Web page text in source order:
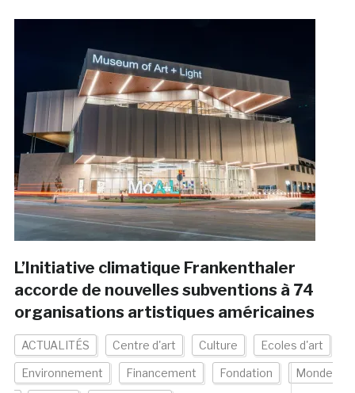
L’Initiative climatique Frankenthaler
accorde de nouvelles subventions à 74
organisations artistiques américaines
ACTUALITÉS Centre d'art Culture Ecoles d'art
Environnement Financement Fondation Monde